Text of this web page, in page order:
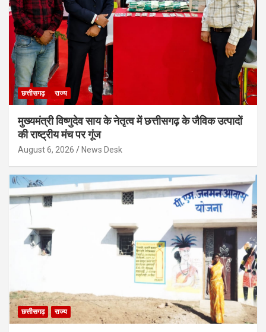
छत्तीसगढ़ राज्य
मुख्यमंत्री विष्णुदेव साय के नेतृत्व में छत्तीसगढ़ के जैविक उत्पादों
की राष्ट्रीय मंच पर गूंज
August 6, 2026 News Desk
छत्तीसगढ़ राज्य